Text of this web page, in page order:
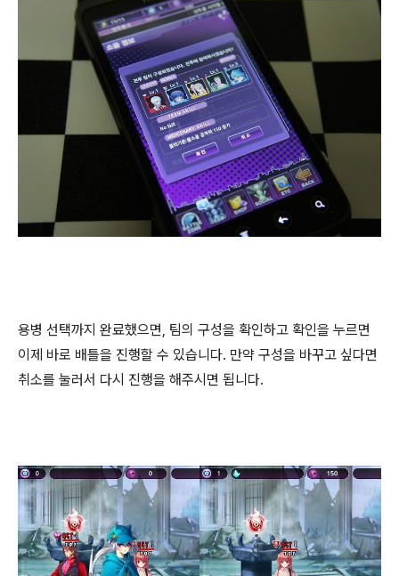
용병 선택까지 완료했으면, 팀의 구성을 확인하고 확인을 누르면
이제 바로 배틀을 진행할 수 있습니다. 만약 구성을 바꾸고 싶다면
취소를 눌러서 다시 진행을 해주시면 됩니다.